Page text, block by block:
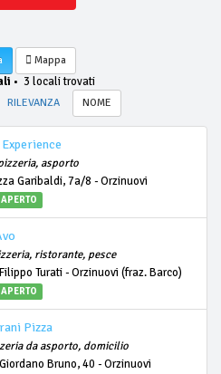
Mappa
• 3 locali trovati
RILEVANZA NOME
asporto
Garibaldi, 7a/8 - Orzinuovi
ristorante, pesce
Turati - Orzinuovi (fraz. Barco)
Pizza
da asporto, domicilio
Bruno, 40 - Orzinuovi